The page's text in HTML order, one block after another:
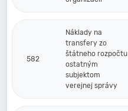
582
Náklady na
transfery zo
štátneho rozpočtu
ostatným
subjektom
verejnej správy